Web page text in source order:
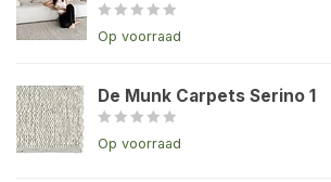
Op voorraad
De Munk Carpets Serino 1
Op voorraad